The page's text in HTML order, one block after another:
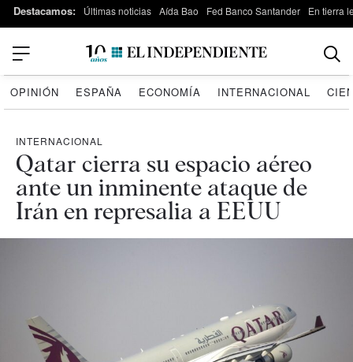
Destacamos: Últimas noticias Aída Bao Fed Banco Santander En tierra
OPINIÓN ESPAÑA ECONOMÍA INTERNACIONAL
INTERNACIONAL
Qatar cierra su espacio aéreo
ante un inminente ataque de
Irán en represalia a EEUU